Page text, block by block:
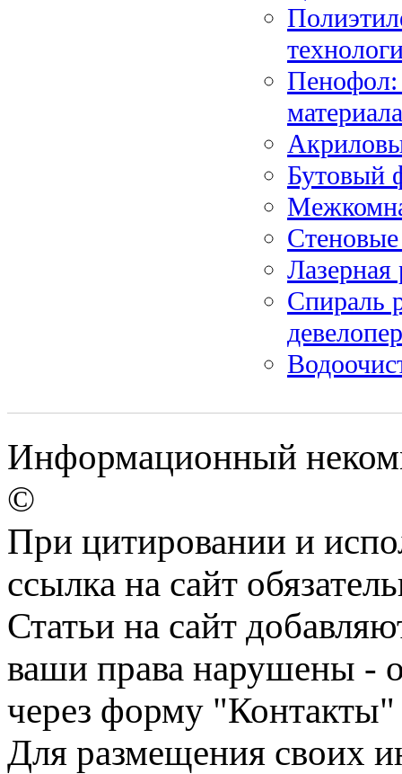
Пенофол:
материала
Бутовый
Стеновые
Лазерная
Спираль
Информационный
©
При цитировании и
ссылка на сайт
Статьи на сайт
ваши права нарушены -
через форму "Контакты"
Для размещения своих